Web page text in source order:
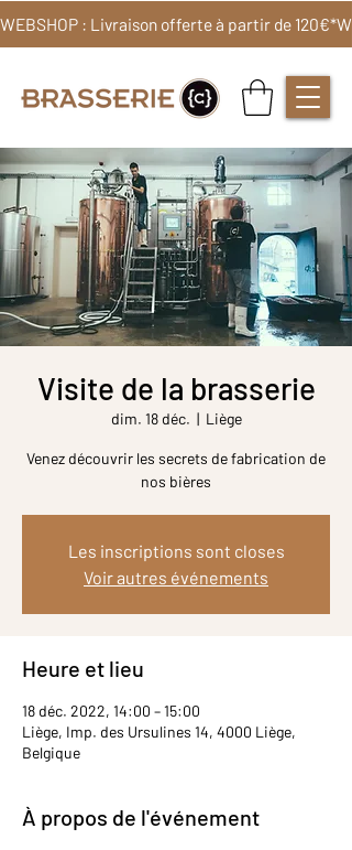
WEBSHOP : Livraison offerte à partir de 120€*
Visite de la brasserie
dim. 18 déc.
  |
Liège
Venez découvrir les secrets de fabrication de
nos bières
Les inscriptions sont closes
Voir autres événements
Heure et lieu
18 déc. 2022, 14:00 – 15:00
Liège, Imp. des Ursulines 14, 4000 Liège,
Belgique
À propos de l'événement